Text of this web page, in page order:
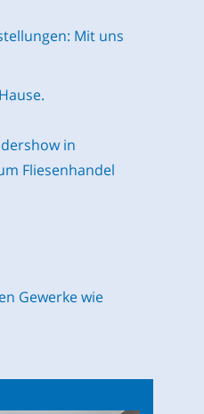
Mit uns
in
Fliesenhandel
Gewerke wie